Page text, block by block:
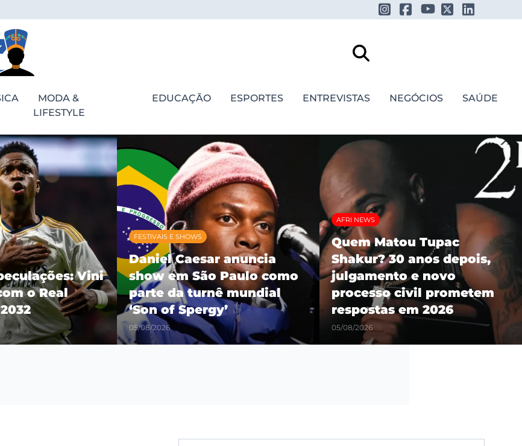
MODA &
LIFESTYLE
EDUCAÇÃO ESPORTES ENTREVISTAS NEGÓCIOS SAÚDE
Vini
o Real
FESTIVAIS E SHOWS
Daniel Caesar anuncia
show em São Paulo como
parte da turnê mundial
‘Son of Spergy’
05/08/2026
AFRI NEWS
Quem Matou Tupac
Shakur? 30 anos depois,
julgamento e novo
processo civil prometem
respostas em 2026
05/08/2026